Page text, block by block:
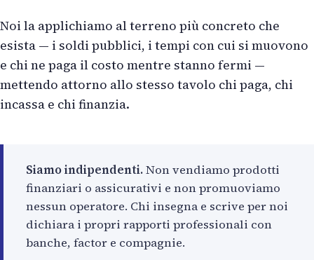
Noi la applichiamo al terreno più concreto che
esista — i soldi pubblici, i tempi con cui si muovono
e chi ne paga il costo mentre stanno fermi —
mettendo attorno allo stesso tavolo chi paga, chi
incassa e chi finanzia.
Siamo indipendenti.Non vendiamo prodotti
finanziari o assicurativi e non promuoviamo
nessun operatore. Chi insegna e scrive per noi
dichiara i propri rapporti professionali con
banche, factor e compagnie.